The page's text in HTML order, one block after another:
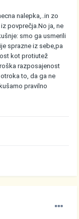
nalepka,..in zo
povprečja.No ja, ne
smo ga usmerili
sprazne iz sebe,pa
kot protiutež
razposajenost
to, da ga ne
pravilno